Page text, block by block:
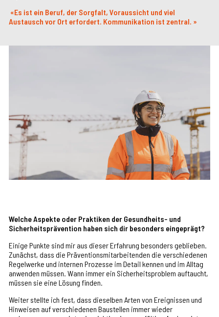
«Es ist ein Beruf, der Sorgfalt, Voraussicht und viel
Austausch vor Ort erfordert. Kommunikation ist zentral. »
Welche Aspekte oder Praktiken der Gesundheits- und
Sicherheitsprävention haben sich dir besonders eingeprägt?
Einige Punkte sind mir aus dieser Erfahrung besonders geblieben.
Zunächst, dass die Präventionsmitarbeitenden die verschiedenen
Regelwerke und internen Prozesse im Detail kennen und im Alltag
anwenden müssen. Wann immer ein Sicherheitsproblem auftaucht,
müssen sie eine Lösung finden.
Weiter stellte ich fest, dass dieselben Arten von Ereignissen und
Hinweisen auf verschiedenen Baustellen immer wieder